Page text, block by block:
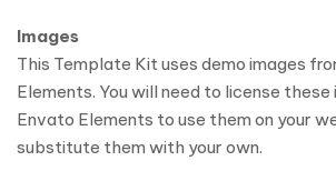
Images
This Template Kit uses demo images
Elements. You will need to license these
Envato Elements to use them on your
substitute them with your own.